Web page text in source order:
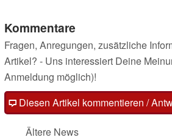
Kommentare
Fragen, Anregungen, zusätzliche
Artikel? - Uns interessiert Deine
Anmeldung möglich)!
Diesen Artikel kommentieren /
Ältere News